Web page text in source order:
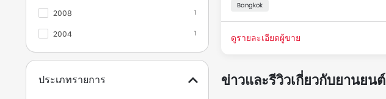
2008 1
2004 1
ประเภทรายการ
Bangkok
ดูรายละเอียดผู้ขาย
ข่าวและรีวิวเกี่ยวกับยานยนต์